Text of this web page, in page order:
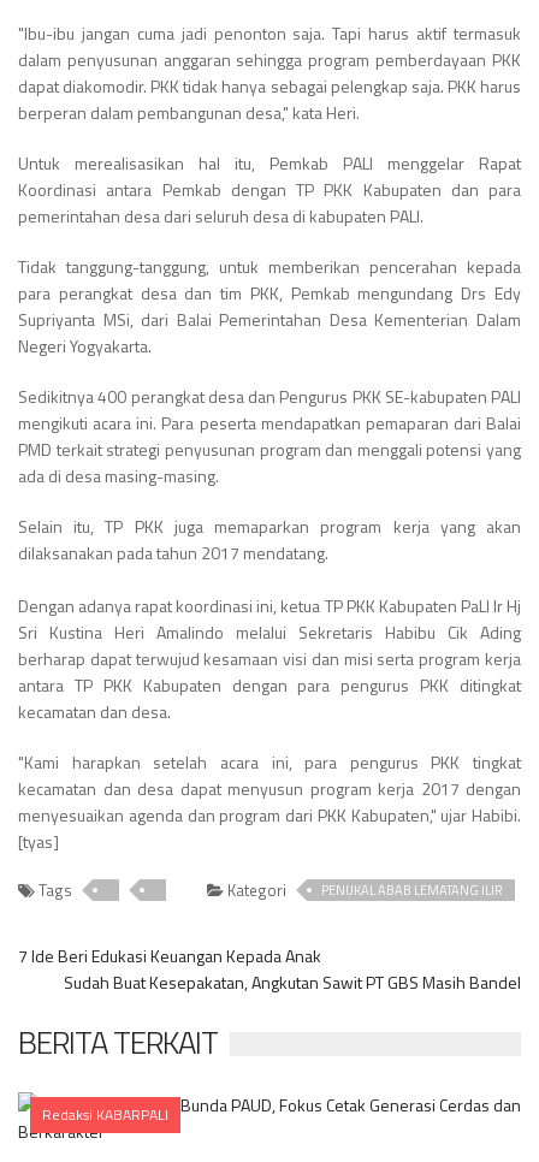
"Ibu-ibu jangan cuma jadi penonton saja. Tapi harus aktif termasuk
dalam penyusunan anggaran sehingga program pemberdayaan PKK
dapat diakomodir. PKK tidak hanya sebagai pelengkap saja. PKK harus
berperan dalam pembangunan desa," kata Heri.
Untuk merealisasikan hal itu, Pemkab PALI menggelar Rapat
Koordinasi antara Pemkab dengan TP PKK Kabupaten dan para
pemerintahan desa dari seluruh desa di kabupaten PALI.
Tidak tanggung-tanggung, untuk memberikan pencerahan kepada
para perangkat desa dan tim PKK, Pemkab mengundang Drs Edy
Supriyanta MSi, dari Balai Pemerintahan Desa Kementerian Dalam
Negeri Yogyakarta.
Sedikitnya 400 perangkat desa dan Pengurus PKK SE-kabupaten PALI
mengikuti acara ini. Para peserta mendapatkan pemaparan dari Balai
PMD terkait strategi penyusunan program dan menggali potensi yang
ada di desa masing-masing.
Selain itu, TP PKK juga memaparkan program kerja yang akan
dilaksanakan pada tahun 2017 mendatang.
Dengan adanya rapat koordinasi ini, ketua TP PKK Kabupaten PaLI Ir Hj
Sri Kustina Heri Amalindo melalui Sekretaris Habibu Cik Ading
berharap dapat terwujud kesamaan visi dan misi serta program kerja
antara TP PKK Kabupaten dengan para pengurus PKK ditingkat
kecamatan dan desa.
"Kami harapkan setelah acara ini, para pengurus PKK tingkat
kecamatan dan desa dapat menyusun program kerja 2017 dengan
menyesuaikan agenda dan program dari PKK Kabupaten," ujar Habibi.
[tyas]
Tags Kategori PENUKAL ABAB LEMATANG ILIR
7 Ide Beri Edukasi Keuangan Kepada Anak
Sudah Buat Kesepakatan, Angkutan Sawit PT GBS Masih Bandel
BERITA TERKAIT
Redaksi KABARPALI